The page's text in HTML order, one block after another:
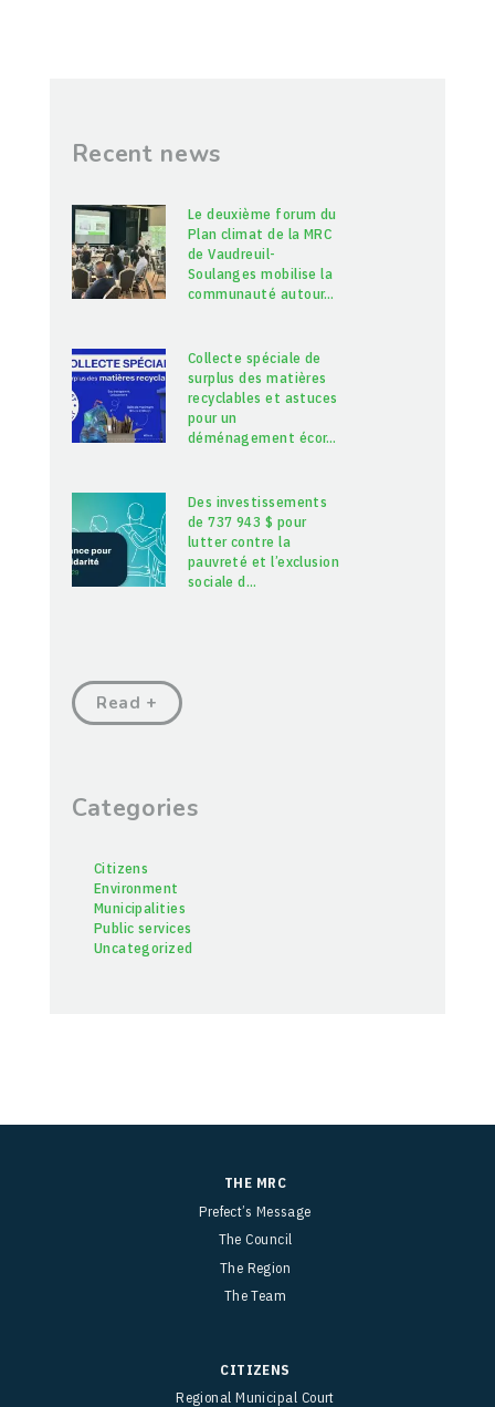
Recent news
Le deuxième forum du
Plan climat de la MRC
de Vaudreuil-
Soulanges mobilise la
communauté autour…
Collecte spéciale de
surplus des matières
recyclables et astuces
pour un
déménagement écor…
Des investissements
de 737 943 $ pour
lutter contre la
pauvreté et l’exclusion
sociale d…
Read +
Categories
Citizens
Environment
Municipalities
Public services
Uncategorized
THE MRC
Prefect’s Message
The Council
The Region
The Team
CITIZENS
Regional Municipal Court